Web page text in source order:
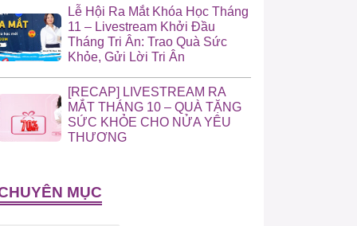
Lễ Hội Ra Mắt Khóa Học Tháng
11 – Livestream Khởi Đầu
Tháng Tri Ân: Trao Quà Sức
Khỏe, Gửi Lời Tri Ân
[RECAP] LIVESTREAM RA
MẮT THÁNG 10 – QUÀ TẶNG
SỨC KHỎE CHO NỬA YÊU
THƯƠNG
MỤC